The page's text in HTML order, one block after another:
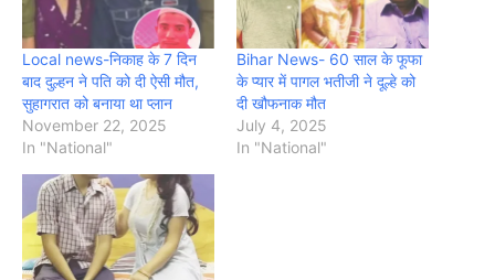
Local news-निकाह के 7 दिन
बाद दुल्हन ने पति को दी ऐसी मौत,
सुहागरात को बनाया था प्लान
November 22, 2025
In "National"
Bihar News- 60 साल के फूफा
के प्यार में पागल भतीजी ने दूल्हे को
दी खौफनाक मौत
July 4, 2025
In "National"